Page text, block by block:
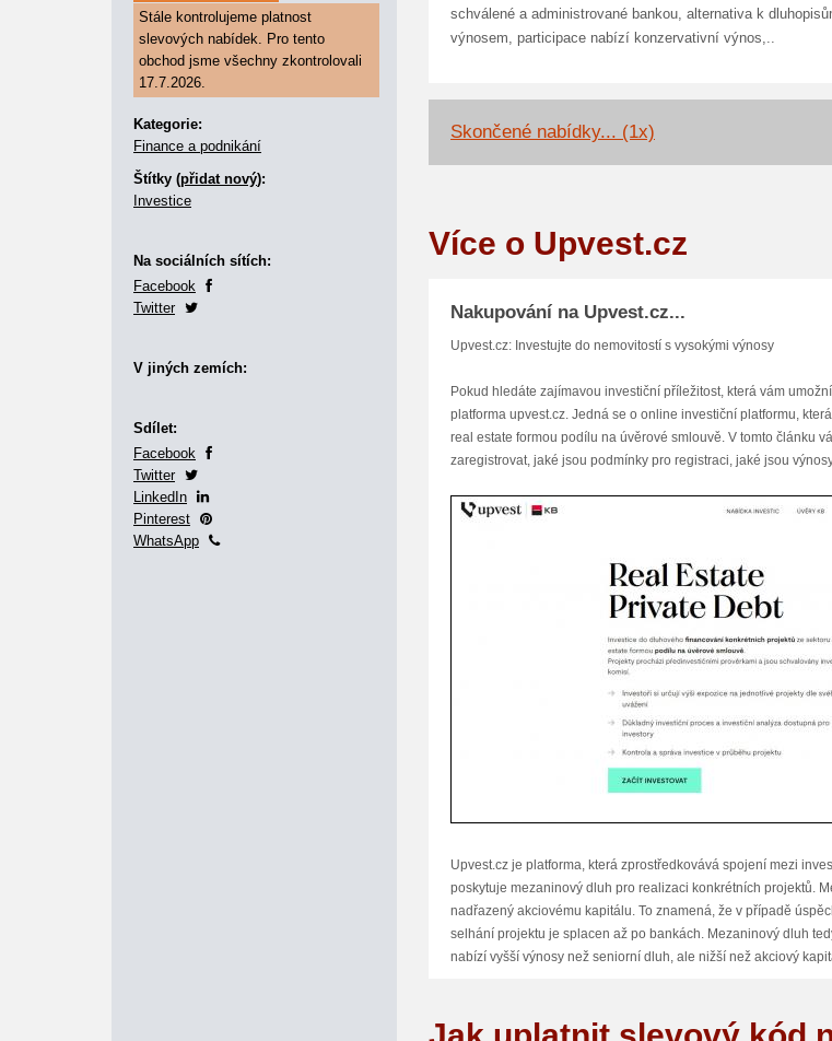
Stále kontrolujeme platnost
slevových nabídek. Pro tento
obchod jsme všechny zkontrolovali
17.7.2026.
Kategorie:
Finance a podnikání
Štítky (přidat nový):
Investice
Na sociálních sítích:
Facebook
Twitter
V jiných zemích:
Sdílet:
Facebook
Twitter
LinkedIn
Pinterest
WhatsApp
schválené a administrované bankou, alternativa k
výnosem, participace nabízí konzervativní výnos,..
Skončené nabídky... (1x)
Více o Upvest.cz
Nakupování na Upvest.cz...
Upvest.cz: Investujte do nemovitostí s vysokými výnosy
Pokud hledáte zajímavou investiční příležitost, která vám
platforma upvest.cz. Jedná se o online investiční platformu,
real estate formou podílu na úvěrové smlouvě. V tomto článku
zaregistrovat, jaké jsou podmínky pro registraci, jaké jsou
Upvest.cz je platforma, která zprostředkovává spojení mezi
poskytuje mezaninový dluh pro realizaci konkrétních projektů.
nadřazený akciovému kapitálu. To znamená, že v případě
selhání projektu je splacen až po bankách. Mezaninový dluh
nabízí vyšší výnosy než seniorní dluh, ale nižší než akciový
poradci a právní kanceláře, kteří hodnotí komerční, technickou